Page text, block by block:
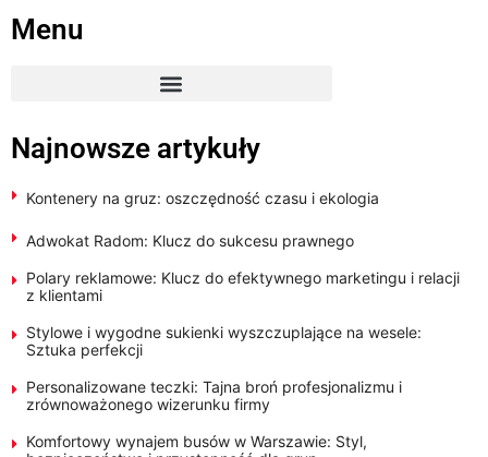
Menu
Najnowsze artykuły
Kontenery na gruz: oszczędność czasu i ekologia
Adwokat Radom: Klucz do sukcesu prawnego
Polary reklamowe: Klucz do efektywnego marketingu i relacji
z klientami
Stylowe i wygodne sukienki wyszczuplające na wesele:
Sztuka perfekcji
Personalizowane teczki: Tajna broń profesjonalizmu i
zrównoważonego wizerunku firmy
Komfortowy wynajem busów w Warszawie: Styl,